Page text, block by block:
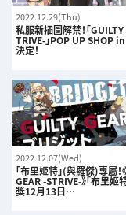
2022.12.29(Thu)
私服新插圖解禁！「
TRIVE-」POP UP SHOP
決定！
2022.12.07(Wed)
「布里姬特」(與羅傑)專屬！
GEAR -STRIVE-》「布里姬
獎12月13日…